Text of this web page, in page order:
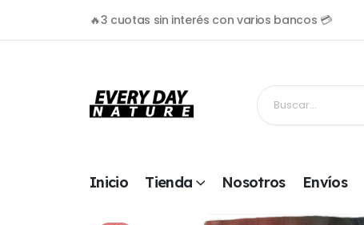
🔥3 cuotas sin interés con varios bancos 💳
Inicio Tienda Nosotros Envíos